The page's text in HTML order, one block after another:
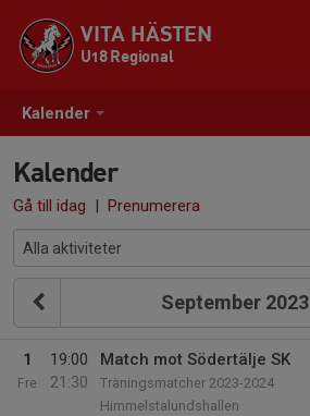
Kalender
VITA HÄSTEN
U18 Regional
Kalender
Gå till idag | Prenumerera
September 2023
1
Fre
19:00
21:30
Match mot Södertälje SK
Träningsmatcher 2023-2024
Himmelstalundshallen